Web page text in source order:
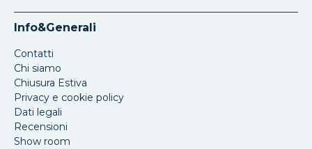
Info&Generali
Contatti
Chi siamo
Chiusura Estiva
Privacy e cookie policy
Dati legali
Recensioni
Show room